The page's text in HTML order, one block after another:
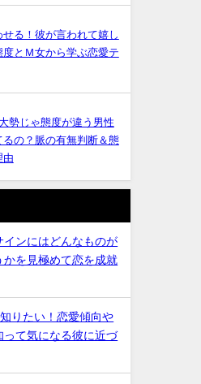
せる！彼が言われて嬉し
度とＭ女から学ぶ恋愛テ
勢じゃ態度が違う男性
るの？脈の有無判断＆態
由
ンにはどんなものが
かを見極めて恋を成就
りたい！恋愛傾向や
て気になる彼に近づ